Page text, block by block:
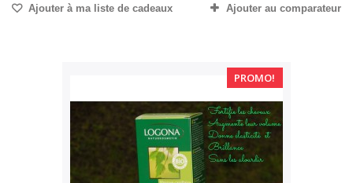
Ajouter à ma liste de cadeaux Ajouter au comparateur
PROMO!